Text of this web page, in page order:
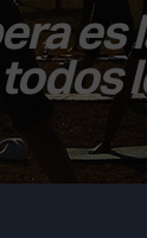
es
todos